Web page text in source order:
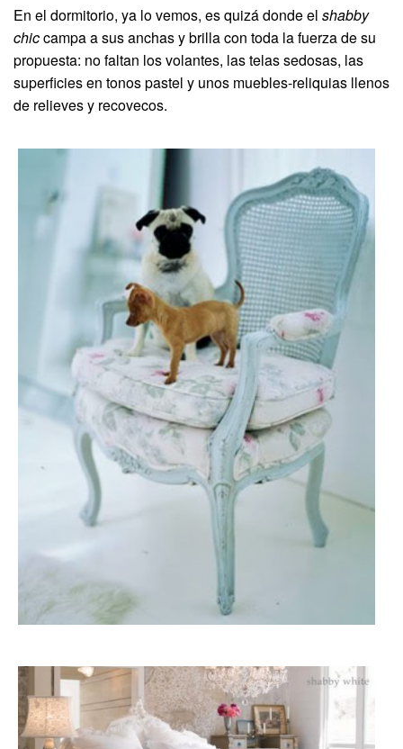
En el dormitorio, ya lo vemos, es quizá donde el shabby
chiccampa a sus anchas y brilla con toda la fuerza de su
propuesta: no faltan los volantes, las telas sedosas, las
superficies en tonos pastel y unos muebles-reliquias llenos
de relieves y recovecos.